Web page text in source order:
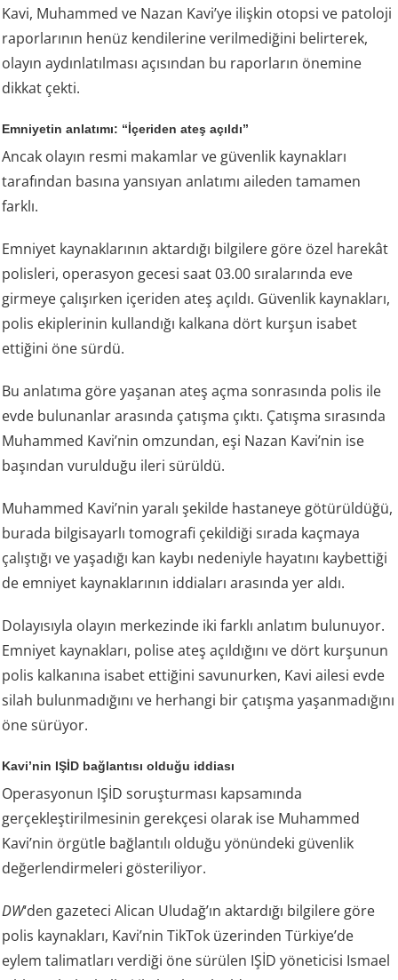
Kavi, Muhammed ve Nazan Kavi’ye ilişkin otopsi ve patoloji
raporlarının henüz kendilerine verilmediğini belirterek,
olayın aydınlatılması açısından bu raporların önemine
dikkat çekti.
Emniyetin anlatımı: “İçeriden ateş açıldı”
Ancak olayın resmi makamlar ve güvenlik kaynakları
tarafından basına yansıyan anlatımı aileden tamamen
farklı.
Emniyet kaynaklarının aktardığı bilgilere göre özel harekât
polisleri, operasyon gecesi saat 03.00 sıralarında eve
girmeye çalışırken içeriden ateş açıldı. Güvenlik kaynakları,
polis ekiplerinin kullandığı kalkana dört kurşun isabet
ettiğini öne sürdü.
Bu anlatıma göre yaşanan ateş açma sonrasında polis ile
evde bulunanlar arasında çatışma çıktı. Çatışma sırasında
Muhammed Kavi’nin omzundan, eşi Nazan Kavi’nin ise
başından vurulduğu ileri sürüldü.
Muhammed Kavi’nin yaralı şekilde hastaneye götürüldüğü,
burada bilgisayarlı tomografi çekildiği sırada kaçmaya
çalıştığı ve yaşadığı kan kaybı nedeniyle hayatını kaybettiği
de emniyet kaynaklarının iddiaları arasında yer aldı.
Dolayısıyla olayın merkezinde iki farklı anlatım bulunuyor.
Emniyet kaynakları, polise ateş açıldığını ve dört kurşunun
polis kalkanına isabet ettiğini savunurken, Kavi ailesi evde
silah bulunmadığını ve herhangi bir çatışma yaşanmadığını
öne sürüyor.
Kavi’nin IŞİD bağlantısı olduğu iddiası
Operasyonun IŞİD soruşturması kapsamında
gerçekleştirilmesinin gerekçesi olarak ise Muhammed
Kavi’nin örgütle bağlantılı olduğu yönündeki güvenlik
değerlendirmeleri gösteriliyor.
DW‘den gazeteci Alican Uludağ’ın aktardığı bilgilere göre
polis kaynakları, Kavi’nin TikTok üzerinden Türkiye’de
eylem talimatları verdiği öne sürülen IŞİD yöneticisi Ismael